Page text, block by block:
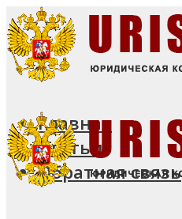
Главная
Статьи
Обратная связь